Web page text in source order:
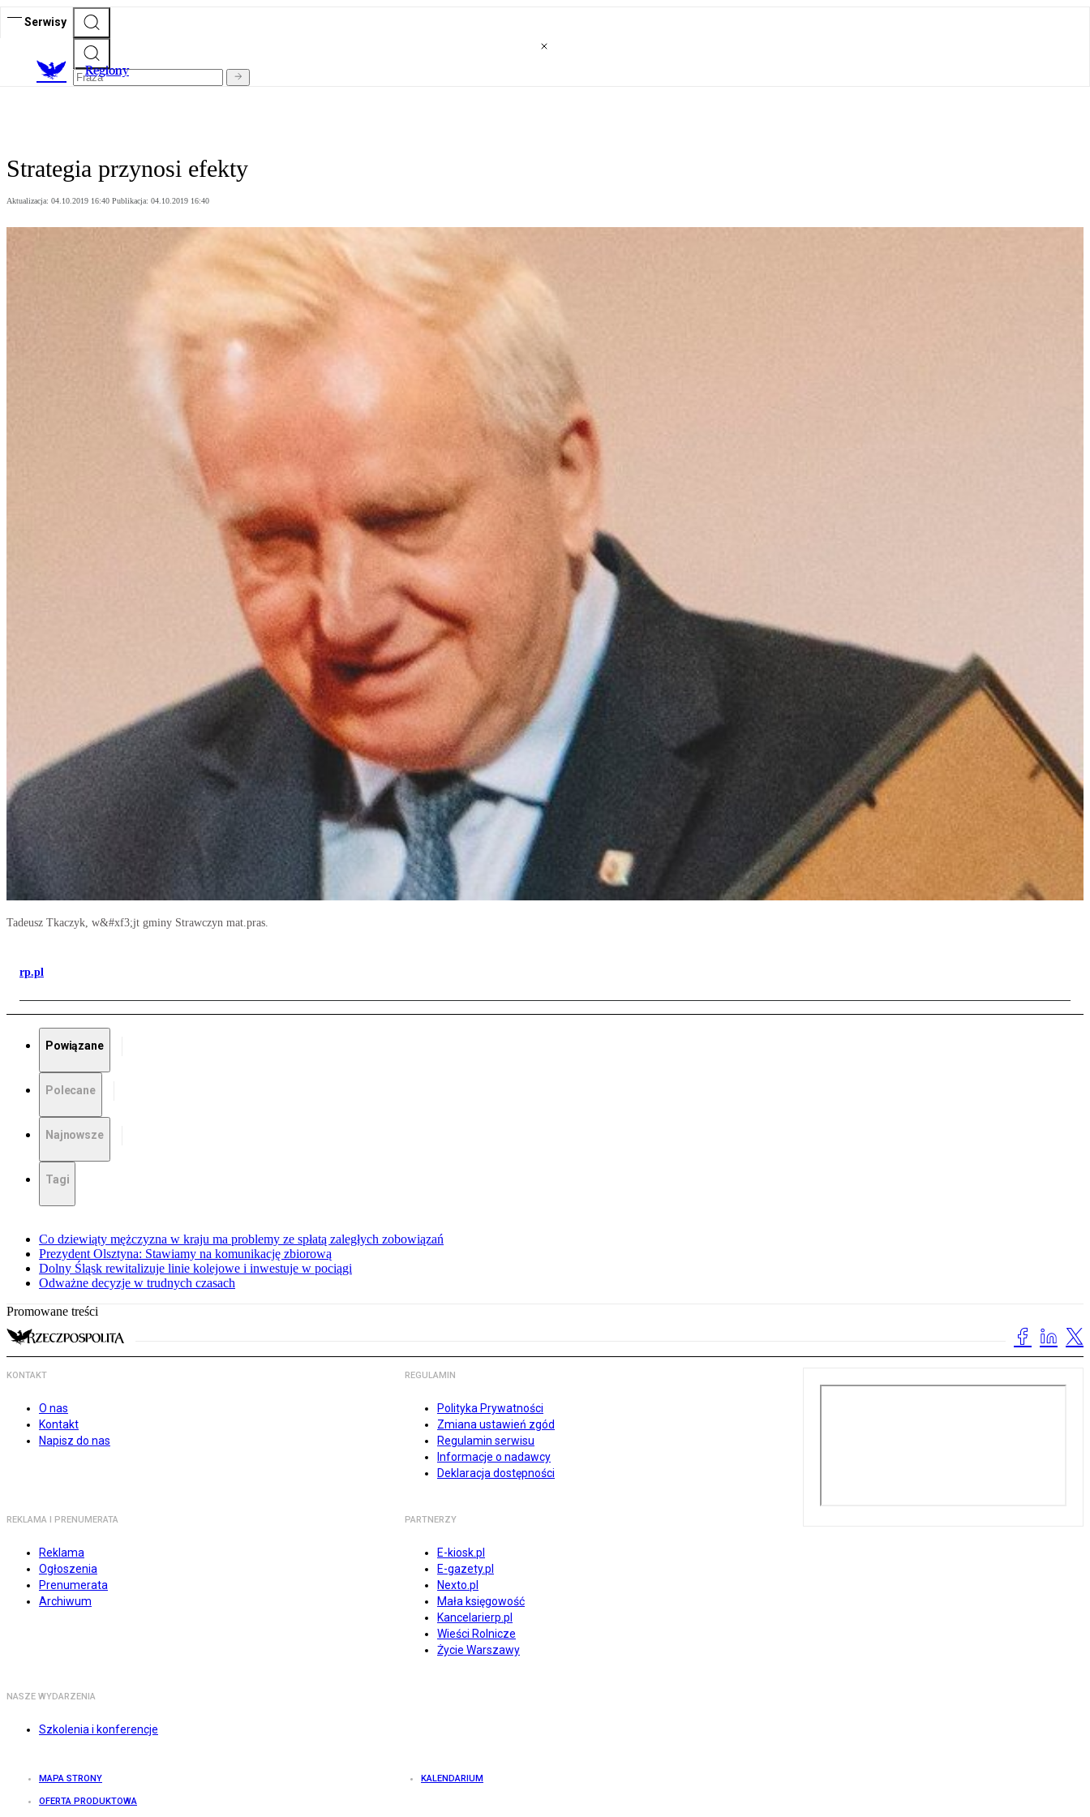
Serwisy
Regiony
Strategia przynosi efekty
Aktualizacja: 04.10.2019 16:40 Publikacja: 04.10.2019 16:40
Tadeusz Tkaczyk, w&#xf3;jt gminy Strawczyn mat.pras.
rp.pl
Powiązane
Polecane
Najnowsze
Tagi
Co dziewiąty mężczyzna w kraju ma problemy ze spłatą zaległych zobowiązań
Prezydent Olsztyna: Stawiamy na komunikację zbiorową
Dolny Śląsk rewitalizuje linie kolejowe i inwestuje w pociągi
Odważne decyzje w trudnych czasach
Promowane treści
KONTAKT
O nas
Kontakt
Napisz do nas
REGULAMIN
Polityka Prywatności
Zmiana ustawień zgód
Regulamin serwisu
Informacje o nadawcy
Deklaracja dostępności
REKLAMA I PRENUMERATA
Reklama
Ogłoszenia
Prenumerata
Archiwum
PARTNERZY
E-kiosk.pl
E-gazety.pl
Nexto.pl
Mała księgowość
Kancelarierp.pl
Wieści Rolnicze
Życie Warszawy
NASZE WYDARZENIA
Szkolenia i konferencje
MAPA STRONY KALENDARIUM
OFERTA PRODUKTOWA